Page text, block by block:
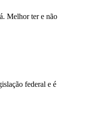
Melhor ter e não
federal e é